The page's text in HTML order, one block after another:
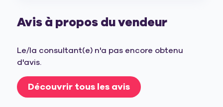
Avis à propos du vendeur
Le/la consultant(e) n'a pas encore obtenu
d'avis.
Découvrir tous les avis